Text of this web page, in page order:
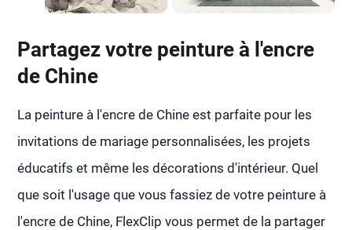
Partagez votre peinture à l'encre
de Chine
La peinture à l'encre de Chine est parfaite pour les
invitations de mariage personnalisées, les projets
éducatifs et même les décorations d'intérieur. Quel
que soit l'usage que vous fassiez de votre peinture à
l'encre de Chine, FlexClip vous permet de la partager